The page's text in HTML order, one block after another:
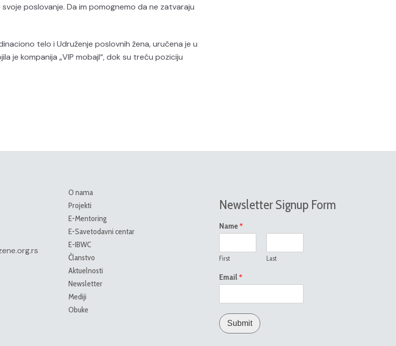
poslovanje. Da im pomognemo da ne zatvaraju
telo i Udruženje poslovnih žena, uručena je u
je kompanija „VIP mobajl“, dok su treću poziciju
O nama
Projekti
E-Mentoring
E-Savetodavni centar
E-IBWC
Članstvo
Aktuelnosti
Newsletter
Mediji
Obuke
Newsletter Signup Form
Name *
First Last
Email *
Submit